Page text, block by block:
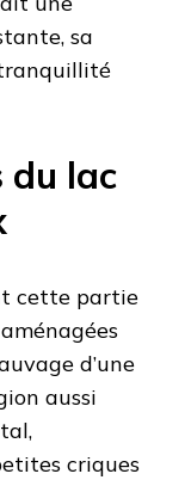
sa
du lac
cette partie
d’une
aussi
criques